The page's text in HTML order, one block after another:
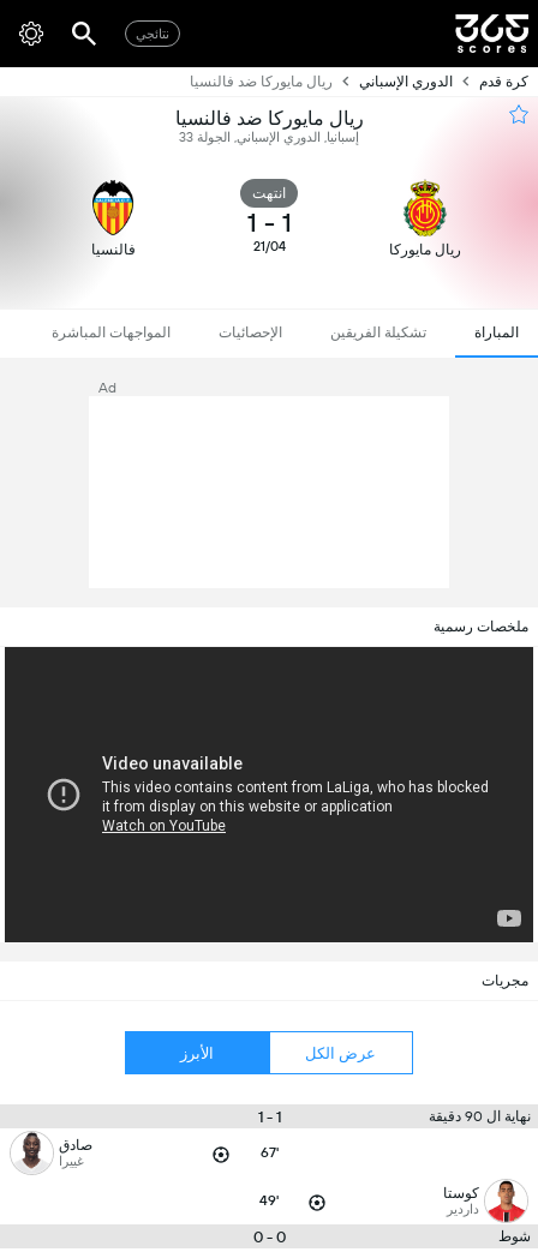
نتائجي
كرة قدم الدوري الإسباني ريال مايوركا ضد فالنسيا
ريال مايوركا ضد فالنسيا
إسبانيا, الدوري الإسباني, الجولة 33
ريال مايوركا
انتهت
1
-
1
21/04 فالنسيا
المباراة تشكيلة الفريقين الإحصائيات المواجهات المباشرة
Ad
ملخصات رسمية
مجريات
عرض الكل الأبرز
نهاية ال 90 دقيقة 1 - 1
67' صادق
غييرا
كوستا
داردير 49'
شوط 0 - 0